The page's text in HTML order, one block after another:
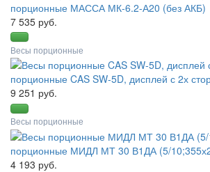
порционные МАССА МК-6.2-А20 (без АКБ)
7 535 руб.
Весы порционные
порционные CAS SW-5D, дисплей с 2х
9 251 руб.
Весы порционные
порционные МИДЛ МТ 30 В1ДА (5/
4 193 руб.